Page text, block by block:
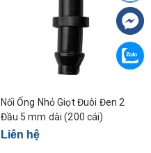
Nối Ống Nhỏ Giọt Đuôi Đen 2
Đầu 5 mm dài (200 cái)
Liên hệ